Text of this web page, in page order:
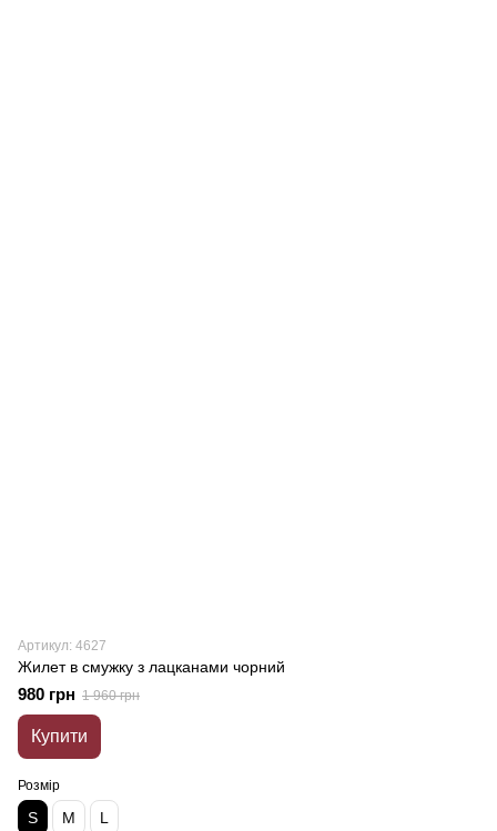
Артикул: 4627
Жилет в смужку з лацканами чорний
980 грн 1 960 грн
Купити
Розмір
S M L